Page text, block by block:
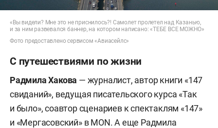
«Вы видели? Мне это не приснилось?! Самолет пролетел над Казанью,
и за ним развевался баннер, на котором написано: «ТЕБЕ ВСЕ МОЖНО»
Фото предоставлено сервисом «Авиасейлс»
С путешествиями по жизни
Радмила Хакова — журналист, автор книги «147
свиданий», ведущая писательского курса «Так
и было», соавтор сценариев к спектаклям «147»
и «Мергасовский» в MON. А еще Радмила